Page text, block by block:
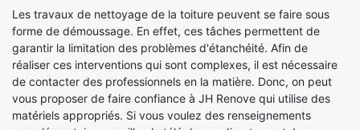
Les travaux de nettoyage de la toiture peuvent se faire sous
forme de démoussage. En effet, ces tâches permettent de
garantir la limitation des problèmes d'étanchéité. Afin de
réaliser ces interventions qui sont complexes, il est nécessaire
de contacter des professionnels en la matière. Donc, on peut
vous proposer de faire confiance à JH Renove qui utilise des
matériels appropriés. Si vous voulez des renseignements